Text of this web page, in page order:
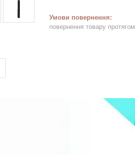
повернення товару